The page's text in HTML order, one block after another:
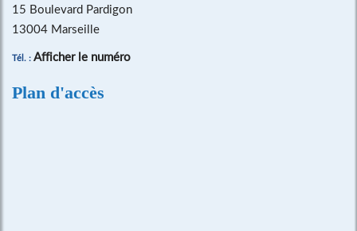
15 Boulevard Pardigon
13004 Marseille
Tél. : Afficher le numéro
Plan d'accès